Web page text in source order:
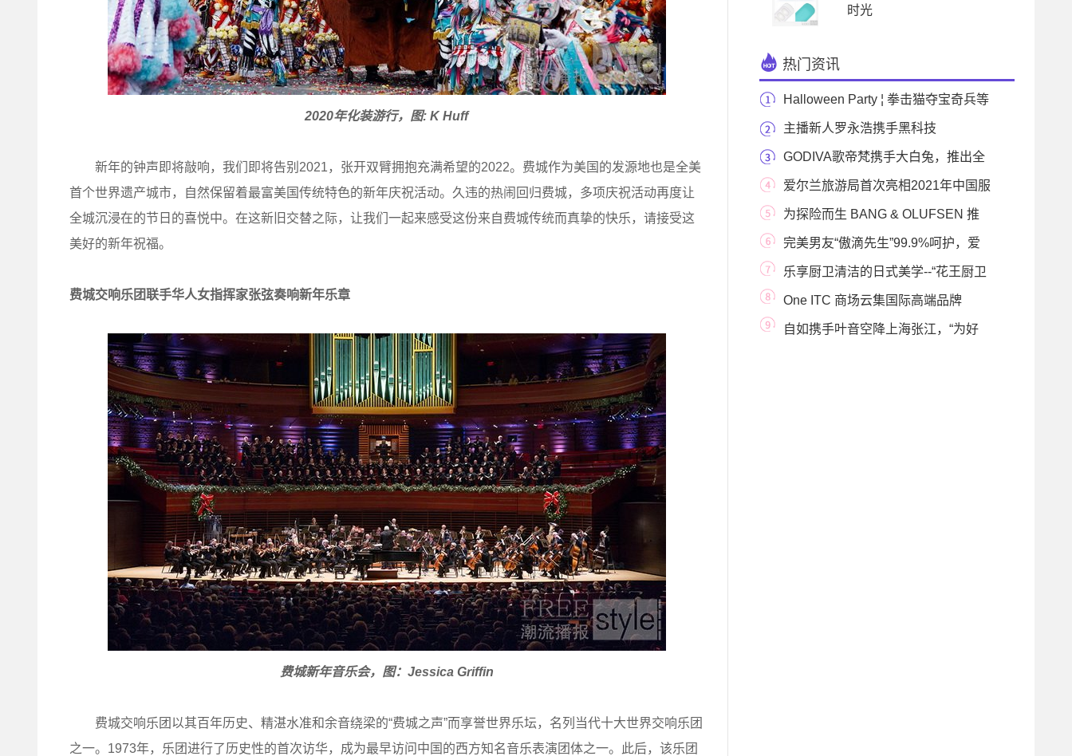
2020年化装游行，图: K Huff
新年的钟声即将敲响，我们即将告别2021，张开双臂拥抱充满希望的2022。费城作为美国的发源地也是全美
首个世界遗产城市，自然保留着最富美国传统特色的新年庆祝活动。久违的热闹回归费城，多项庆祝活动再度让
全城沉浸在的节日的喜悦中。在这新旧交替之际，让我们一起来感受这份来自费城传统而真挚的快乐，请接受这
美好的新年祝福。
费城交响乐团联手华人女指挥家张弦奏响新年乐章
费城新年音乐会，图：Jessica Griffin
费城交响乐团以其百年历史、精湛水准和余音绕梁的“费城之声”而享誉世界乐坛，名列当代十大世界交响乐团
之一。1973年，乐团进行了历史性的首次访华，成为最早访问中国的西方知名音乐表演团体之一。此后，该乐团
时光
热门资讯
Halloween Party ¦ 拳击猫夺宝奇兵等
你加入主播新人罗永浩携手黑科技
GilletteLabs热感剃须刀
GODIVA歌帝梵携手大白兔，推出全
新大白兔冰品系
爱尔兰旅游局首次亮相2021年中国服
贸会为探险而生 BANG & OLUFSEN 推
出 BEOSOUND EXPLORE
完美男友“傲滴先生”99.9%呵护，爱
尔康傲滴隐形
乐享厨卫清洁的日式美学--“花王厨卫
清洁系列”
One ITC 商场云集国际高端品牌
自如携手叶音空降上海张江，“为好